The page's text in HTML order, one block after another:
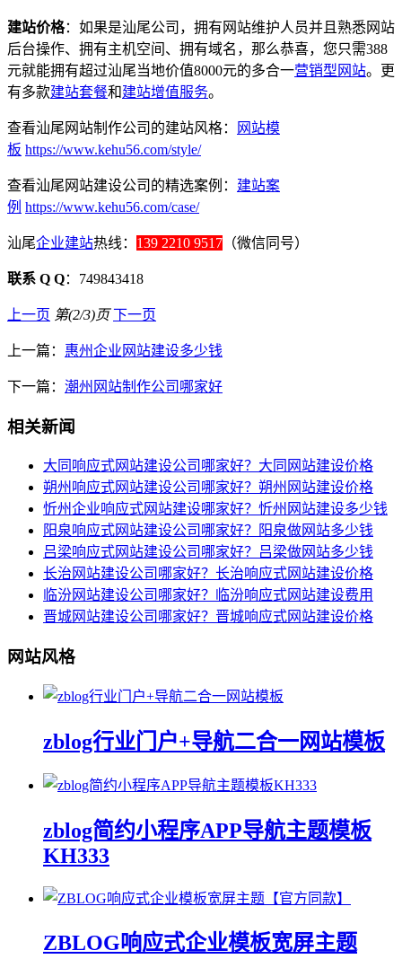
建站价格：如果是汕尾公司，拥有网站维护人员并且熟悉网站
后台操作、拥有主机空间、拥有域名，那么恭喜，您只需388
元就能拥有超过汕尾当地价值8000元的多合一营销型网站。更
有多款建站套餐和建站增值服务。
查看汕尾网站制作公司的建站风格：
网站模
板 https://www.kehu56.com/style/
查看汕尾网站建设公司的精选案例： 建站案
例 https://www.kehu56.com/case/
汕尾企业建站热线： 139 2210 9517 （微信同号）
联系 Q Q：749843418
上一页 第(2/3)页 下一页
上一篇： 惠州企业网站建设多少钱
下一篇： 潮州网站制作公司哪家好
相关新闻
大同响应式网站建设公司哪家好？大同网站建设价格
朔州响应式网站建设公司哪家好？朔州网站建设价格
忻州企业响应式网站建设哪家好？忻州网站建设多少钱
阳泉响应式网站建设公司哪家好？阳泉做网站多少钱
吕梁响应式网站建设公司哪家好？吕梁做网站多少钱
长治网站建设公司哪家好？长治响应式网站建设价格
临汾网站建设公司哪家好？临汾响应式网站建设费用
晋城网站建设公司哪家好？晋城响应式网站建设价格
网站风格
zblog行业门户+导航二合一网站模板
zblog简约小程序APP导航主题模板
KH333
ZBLOG响应式企业模板宽屏主题